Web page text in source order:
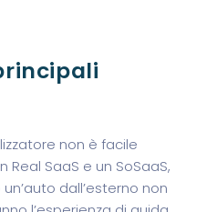
non è facile
SaaS e un SoSaaS,
dall’esterno non